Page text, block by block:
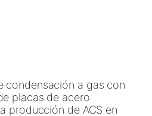
condensación a gas con
placas de acero
producción de ACS en